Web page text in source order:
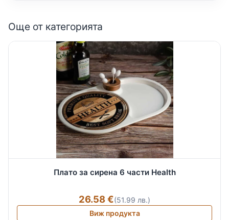
Още от категорията
Плато за сирена 6 части Health
26.58 €(51.99 лв.)
Виж продукта